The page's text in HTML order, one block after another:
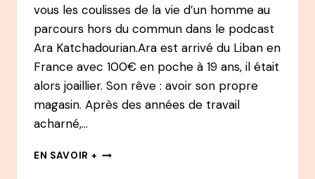
vous les coulisses de la vie d’un homme au
parcours hors du commun dans le podcast
Ara Katchadourian.Ara est arrivé du Liban en
France avec 100€ en poche à 19 ans, il était
alors joaillier. Son rêve : avoir son propre
magasin. Après des années de travail
acharné,…
EN SAVOIR + 99